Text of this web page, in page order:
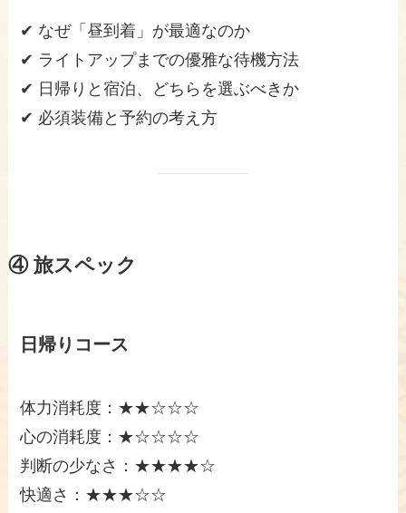
✔ なぜ「昼到着」が最適なのか
✔ ライトアップまでの優雅な待機方法
✔ 日帰りと宿泊、どちらを選ぶべきか
✔ 必須装備と予約の考え方
④ 旅スペック
日帰りコース
体力消耗度：★★☆☆☆
心の消耗度：★☆☆☆☆
判断の少なさ：★★★★☆
快適さ：★★★☆☆